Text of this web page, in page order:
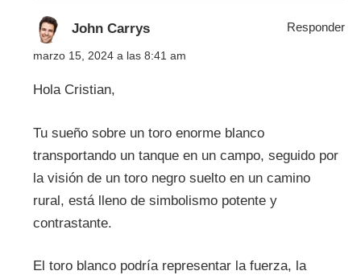
John Carrys
marzo 15, 2024 a las 8:41 am
Hola Cristian,
Tu sueño sobre un toro enorme blanco
transportando un tanque en un campo, seguido por
la visión de un toro negro suelto en un camino
rural, está lleno de simbolismo potente y
contrastante.
El toro blanco podría representar la fuerza, la
Responder